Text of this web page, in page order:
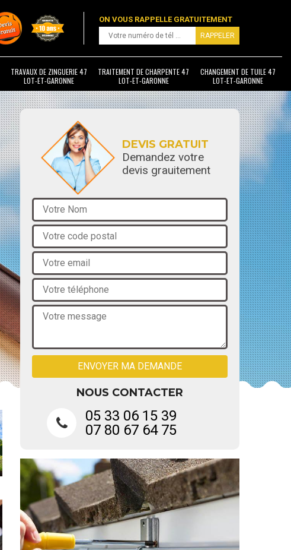
ON VOUS RAPPELLE GRATUITEMENT
TRAVAUX DE ZINGUERIE 47
LOT-ET-GARONNE
TRAITEMENT DE CHARPENTE 47
LOT-ET-GARONNE
CHANGEMENT DE TUILE 47
LOT-ET-GARONNE
DEVIS GRATUIT
Demandez votre
devis grauitement
NOUS CONTACTER
05 33 06 15 39
07 80 67 64 75